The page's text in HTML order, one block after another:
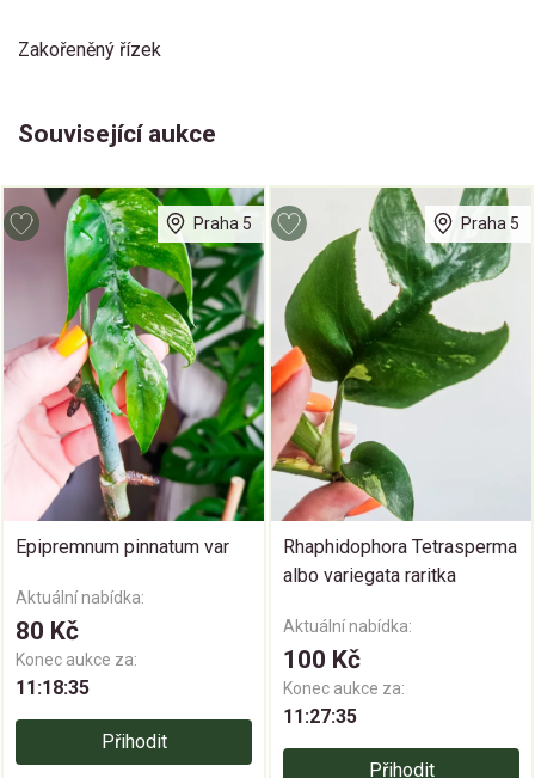
Zakořeněný řízek
Související aukce
Praha 5
Epipremnum pinnatum var
Aktuální nabídka:
80 Kč
Konec aukce za:
11:18:34
Přihodit
Praha 5
Rhaphidophora Tetrasperma
albo variegata raritka
Aktuální nabídka:
100 Kč
Konec aukce za:
11:27:34
Přihodit